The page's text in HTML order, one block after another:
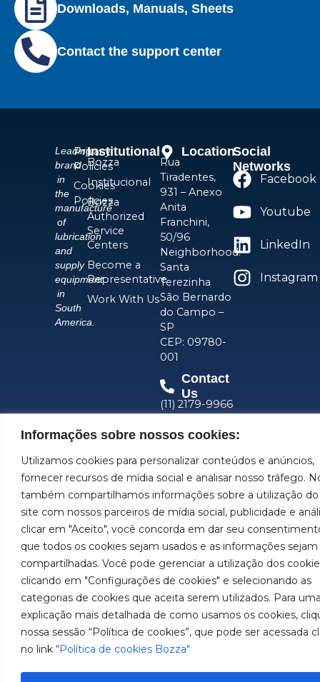
Informações sobre nossos cookies:
Utilizamos cookies para personalizar conteúdos e anúncios,
fornecer recursos de mídia social e analisar nosso tráfego.
também compartilhamos informações sobre a utilização do
site com nossos parceiros de mídia social, publicidade e
clicar em "Aceito", você concorda em dar seu
que todos os cookies sejam usados e as informações sejam
compartilhadas. Você pode gerenciar a utilização dos
clicando em "Configurações de cookies" e selecionando as
categorias de cookies que aceita serem utilizados. Para
explicação mais detalhada de como usamos os cookies,
nossa sessão “Política de cookies”, que pode ser acessada
no link “Política de cookies Bozza"
Downloads, Manuals, Sheets
Contact the support center
Leading
brand
in
the
manufacture
of
lubrication
and
supply
equipment
in
South
America.
Privacy
Policies
Cookies
Policies
Institutional
Bozza
Institucional
Bozza
Authorized
Service
Centers
Become a
Representative
Work With Us
Location
Rua
Tiradentes,
931 – Anexo
Anita
Franchini,
50/96
Neighborhood:
Santa
Terezinha
São Bernardo
do Campo –
SP
CEP: 09780-
001
Contact
Us
(11) 2179-9966
Service: 0800
Social
Networks
Facebook
Youtube
LinkedIn
Instagram
Images for illustrative purposes only. Information
subject to change without prior notice. All rights
reserved to José Murilia Bozza Comércio e Indústria
Ltda.